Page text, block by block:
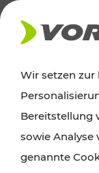
AKTUELLES
Wien,
Wir setzen zur
Bereitstellung
sowie Analyse
genannte